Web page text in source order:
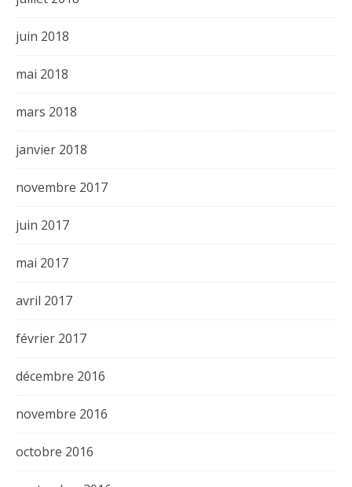
juin 2018
mai 2018
mars 2018
janvier 2018
novembre 2017
juin 2017
mai 2017
avril 2017
février 2017
décembre 2016
novembre 2016
octobre 2016